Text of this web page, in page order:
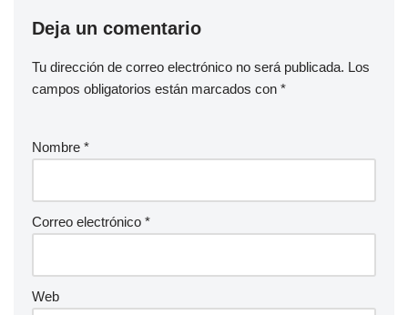
Deja un comentario
Tu dirección de correo electrónico no será publicada. Los
campos obligatorios están marcados con *
Nombre *
Correo electrónico *
Web